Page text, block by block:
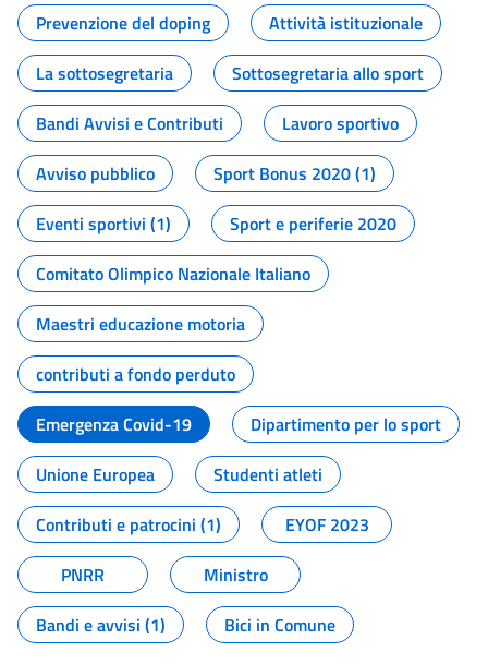
Prevenzione del doping
Attività istituzionale
La sottosegretaria
Sottosegretaria allo sport
Bandi Avvisi e Contributi
Lavoro sportivo
Avviso pubblico
Sport Bonus 2020 (1)
Eventi sportivi (1)
Sport e periferie 2020
Comitato Olimpico Nazionale Italiano
Maestri educazione motoria
contributi a fondo perduto
Emergenza Covid-19
Dipartimento per lo sport
Unione Europea
Studenti atleti
Contributi e patrocini (1)
EYOF 2023
PNRR
Ministro
Bandi e avvisi (1)
Bici in Comune